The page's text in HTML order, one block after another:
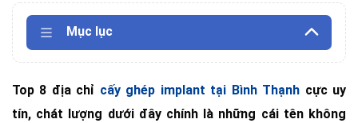
Mục lục
Top 8 địa chỉ cấy ghép implant tại Bình Thạnh cực uy
tín, chát lượng dưới đây chính là những cái tên không